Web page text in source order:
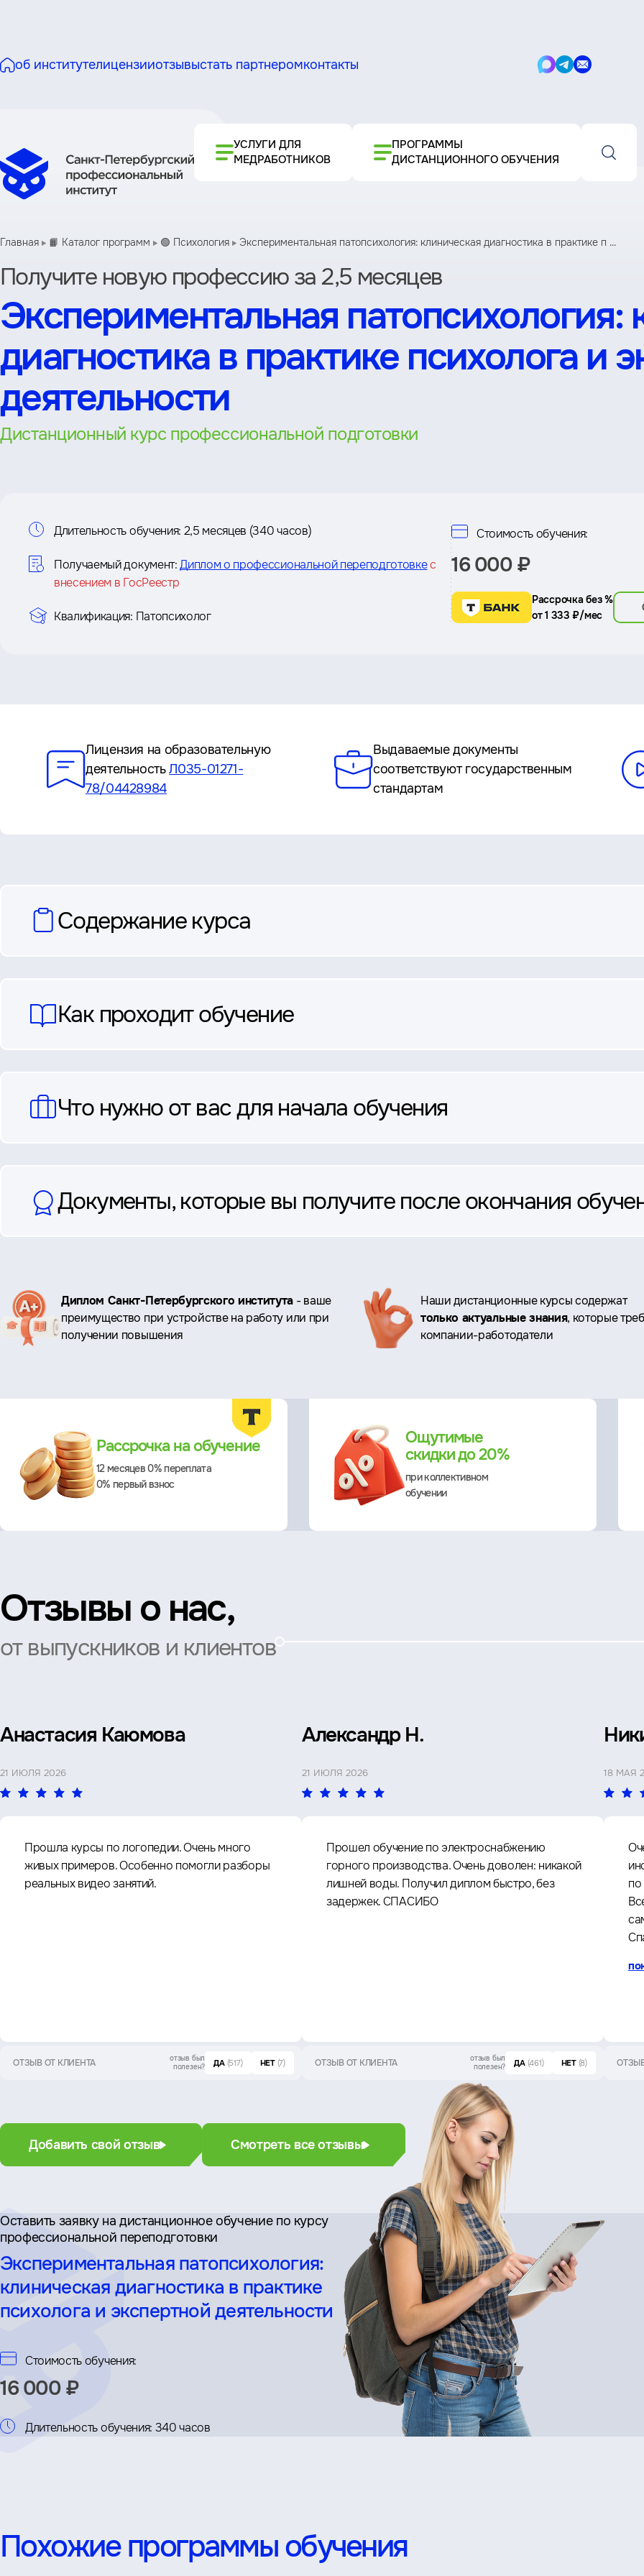
об институтелицензииотзывыстать партнеромконтакты
Написать
Написать
Написать
УСЛУГИ ДЛЯ
МЕДРАБОТНИКОВ
ПРОГРАММЫ
ДИСТАНЦИОННОГО ОБУЧЕНИЯ
Главная 📙 Каталог программ 🟢 Психология Экспериментальная патопсихология: клиническая диагностика в практике п ...
Получите новую профессию за 2,5 месяцев
Экспериментальная патопсихология:
диагностика в практике психолога и
деятельности
Дистанционный курс профессиональной подготовки
Информация
о
курсе
Длительность обучения: 2,5 месяцев (340 часов)
Получаемый документ: Диплом о профессиональной переподготовкес
внесением в ГосРеестр
Квалификация: Патопсихолог
Стоимость обучения:
16 000 ₽
Рассрочка без %
от 1 333 ₽/мес
Лицензия на образовательную
деятельностьЛ035-01271-
78/04428984
Выдаваемые документы
соответствуют государственным
стандартам
вопросы
Содержание курса
Как проходит обучение
Что нужно от вас для начала обучения
Документы, которые вы получите после окончания
Ключевые
преимущества
Диплом Санкт-Петербургского института - ваше
преимущество при устройстве на работу или при
получении повышения
Наши дистанционные курсы содержат
только актуальные знания, которые
компании-работодатели
Рассрочка на обучение
12 месяцев 0% переплата
0% первый взнос
Ощутимые
скидки до 20%
при коллективном
обучении
Отзывы о нас,
от выпускников и клиентов
Анастасия Каюмова
21 ИЮЛЯ 2026
Прошла курсы по логопедии. Очень много
живых примеров. Особенно помогли разборы
реальных видео занятий.
ОТЗЫВ ОТ КЛИЕНТА
отзыв был
полезен?
ДА (517) НЕТ (7)
Александр Н.
21 ИЮЛЯ 2026
Прошел обучение по электроснабжению
горного производства. Очень доволен: никакой
лишней воды. Получил диплом быстро, без
задержек. СПАСИБО
ОТЗЫВ ОТ КЛИЕНТА
отзыв был
полезен?
ДА (461) НЕТ (8)
18 МАЯ
Добавить свой отзыв Смотреть все отзывы
Оставить заявку на дистан­ционное обучение по курсу
профессиональной переподготовки
Экспериментальная патопсихология:
клиническая диагностика в практике
психолога и экспертной деятельности
Стоимость обучения:
16 000 ₽
Длительность обучения: 340 часов
Похожие программы обучения